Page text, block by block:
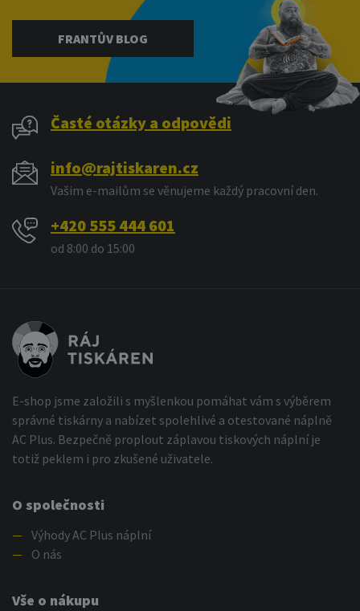
FRANTŮV BLOG
Časté otázky a odpovědi
info@rajtiskaren.cz
Vašim e-mailům se věnujeme každý pracovní den.
+420 555 444 601
od 8:00 do 15:00
E-shop jsme založili s myšlenkou pomáhat vám s výběrem
správné tiskárny a nabízet spolehlivé a otestované náplně
AC Plus. Bezpečně proplout záplavou tiskových náplní je
totiž peklem i pro zkušené uživatele.
O společnosti
— Výhody AC Plus náplní
—
O nás
Vše o nákupu